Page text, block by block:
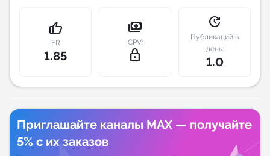
thumb_up
ER
1.85
payments
CPV:
lock_outline
update
Публикаций в
день:
1.0
Приглашайте каналы MAX — получайте
5% с их заказов